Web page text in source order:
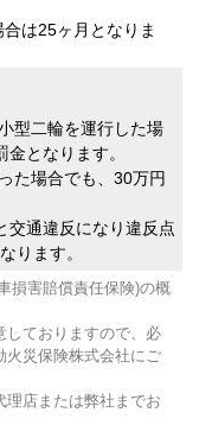
は25ヶ月となりま
型二輪を運行した場
となります。
た場合でも、30万円
交通違反になり違反点
ります。
損害賠償責任保険)の概
しておりますので、必
火災保険株式会社にご
理店または弊社までお